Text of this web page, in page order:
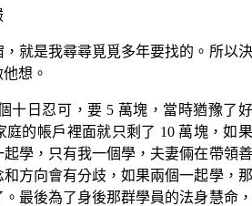
就是我尋尋覓覓多年要找的。所以決
想。
十日忍可，要 5 萬塊，當時猶豫了好
庭的帳戶裡面就只剩了 10 萬塊，如果
學，只有我一個學，夫妻倆在帶領善
方向會有分歧，如果兩個一起學，那
最後為了身後那群學員的法身慧命，